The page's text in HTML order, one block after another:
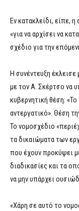
Εν κατακλείδι, είπε,
«για να αρχίσει να
σχέδιο για την
Η συνέντευξη
με τον Α. Σκέρτσο να
κυβερνητική θέση:
αντεργατικό». Θέση
Το νομοσχέδιο
τα δικαιώματα των
που έχουν προκύψει
διαδικασίες και τα
να μην υπάρχει
«Χάρη σε αυτό το